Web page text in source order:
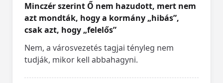
Minczér szerint Ő nem hazudott, mert nem
azt mondták, hogy a kormány „hibás”,
csak azt, hogy „felelős”
Nem, a városvezetés tagjai tényleg nem
tudják, mikor kell abbahagyni.